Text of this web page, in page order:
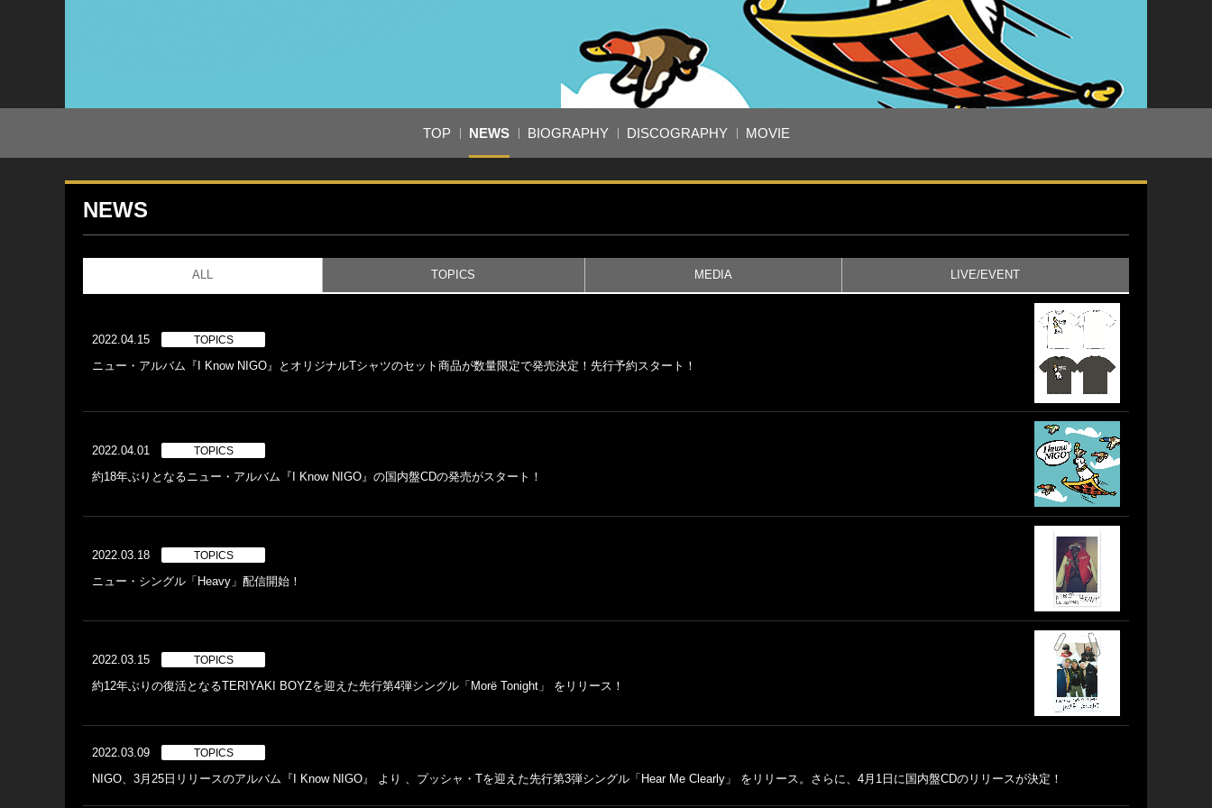
TOP NEWS BIOGRAPHY DISCOGRAPHY MOVIE
NEWS
ALL TOPICS MEDIA LIVE/EVENT
2022.04.15 TOPICS
ニュー・アルバム『I Know NIGO』とオリジナルTシャツのセット商品が数量限定で発売決定！先行予約スタート！
2022.04.01 TOPICS
約18年ぶりとなるニュー・アルバム『I Know NIGO』の国内盤CDの発売がスタート！
2022.03.18 TOPICS
ニュー・シングル「Heavy」配信開始！
2022.03.15 TOPICS
約12年ぶりの復活となるTERIYAKI BOYZを迎えた先行第4弾シングル「Morë Tonight」 をリリース！
2022.03.09 TOPICS
NIGO、3月25日リリースのアルバム『I Know NIGO』 より 、プッシャ・Tを迎えた先行第3弾シングル「Hear Me Clearly」 をリリース。さらに、4月1日に国内盤CDのリリースが決定！